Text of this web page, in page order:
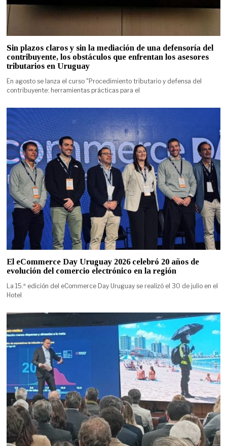
Sin plazos claros y sin la mediación de una defensoría del
contribuyente, los obstáculos que enfrentan los asesores
tributarios en Uruguay
En agosto se lanza el curso "Procedimiento tributario y defensa del
contribuyente: herramientas prácticas para el
El eCommerce Day Uruguay 2026 celebró 20 años de
evolución del comercio electrónico en la región
La 15.ª edición del eCommerce Day Uruguay se realizó el 30 de julio en el
Hotel